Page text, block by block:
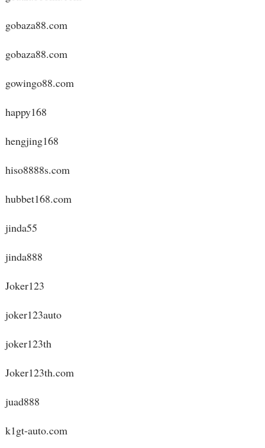
gobaza88.com
gobaza88.com
gowingo88.com
happy168
hengjing168
hiso8888s.com
hubbet168.com
jinda55
jinda888
Joker123
joker123auto
joker123th
Joker123th.com
juad888
k1gt-auto.com